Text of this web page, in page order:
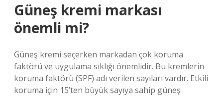
Güneş kremi markası
önemli mi?
Güneş kremi seçerken markadan çok koruma
faktörü ve uygulama sıklığı önemlidir. Bu kremlerin
koruma faktörü (SPF) adı verilen sayıları vardır. Etkili
koruma için 15’ten büyük sayıya sahip güneş